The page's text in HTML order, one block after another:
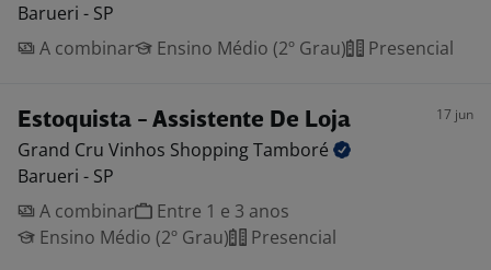
Barueri - SP
A combinar
Ensino Médio (2º Grau) Presencial
Estoquista - Assistente De Loja 17 jun
Grand Cru Vinhos ShoppingTamboré
Barueri - SP
A combinar
Entre 1 e 3 anos
Ensino Médio (2º Grau)
Presencial